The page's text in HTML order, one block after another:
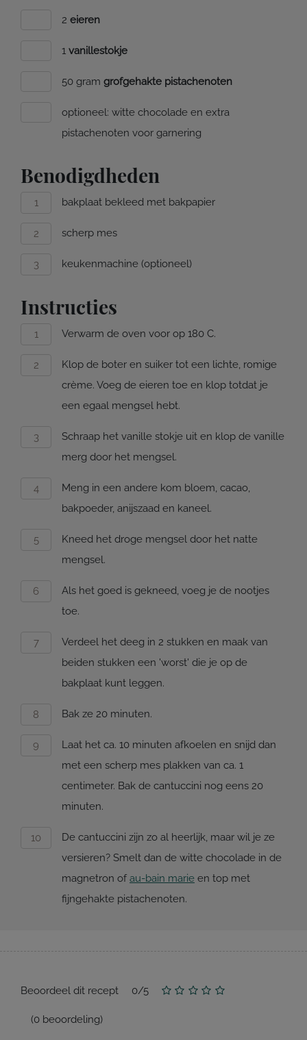
2 eieren
1 vanillestokje
50 gram grofgehakte pistachenoten
optioneel: witte chocolade en extra
pistachenoten voor garnering
Benodigdheden
bakplaat bekleed met bakpapier
scherp mes
keukenmachine (optioneel)
Instructies
Verwarm de oven voor op 180 C.
Klop de boter en suiker tot een lichte, romige
crème. Voeg de eieren toe en klop totdat je
een egaal mengsel hebt.
Schraap het vanille stokje uit en klop de vanille
merg door het mengsel.
Meng in een andere kom bloem, cacao,
bakpoeder, anijszaad en kaneel.
Kneed het droge mengsel door het natte
mengsel.
Als het goed is gekneed, voeg je de nootjes
toe.
Verdeel het deeg in 2 stukken en maak van
beiden stukken een 'worst' die je op de
bakplaat kunt leggen.
Bak ze 20 minuten.
Laat het ca. 10 minuten afkoelen en snijd dan
met een scherp mes plakken van ca. 1
centimeter. Bak de cantuccini nog eens 20
minuten.
De cantuccini zijn zo al heerlijk, maar wil je ze
versieren? Smelt dan de witte chocolade in de
magnetron of au-bain marie en top met
fijngehakte pistachenoten.
Beoordeel dit recept 0/5
(0 beoordeling)